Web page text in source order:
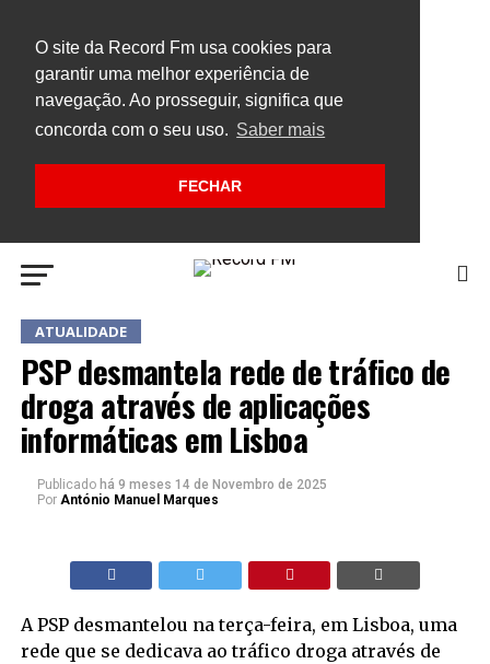
O site da Record Fm usa cookies para
garantir uma melhor experiência de
navegação. Ao prosseguir, significa que
concorda com o seu uso. Saber mais
FECHAR
ATUALIDADE
PSP desmantela rede de tráfico de
droga através de aplicações
informáticas em Lisboa
Publicado há 9 meses 14 de Novembro de 2025
Por António Manuel Marques
A PSP desmantelou na terça-feira, em Lisboa, uma
rede que se dedicava ao tráfico droga através de